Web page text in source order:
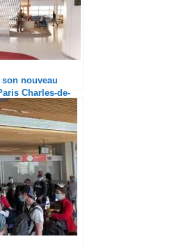
nouveau
Charles-de-